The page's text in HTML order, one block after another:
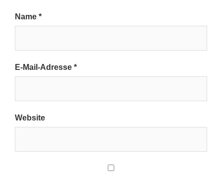
Name *
E-Mail-Adresse *
Website